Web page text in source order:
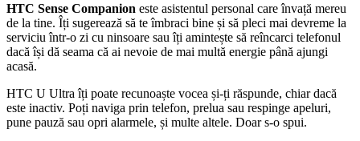
HTC Sense Companion este asistentul personal care învață mereu
de la tine. Îți sugerează să te îmbraci bine și să pleci mai devreme la
serviciu într-o zi cu ninsoare sau îți amintește să reîncarci telefonul
dacă își dă seama că ai nevoie de mai multă energie până ajungi
acasă.
HTC U Ultra îți poate recunoaște vocea și-ți răspunde, chiar dacă
este inactiv. Poți naviga prin telefon, prelua sau respinge apeluri,
pune pauză sau opri alarmele, și multe altele. Doar s-o spui.